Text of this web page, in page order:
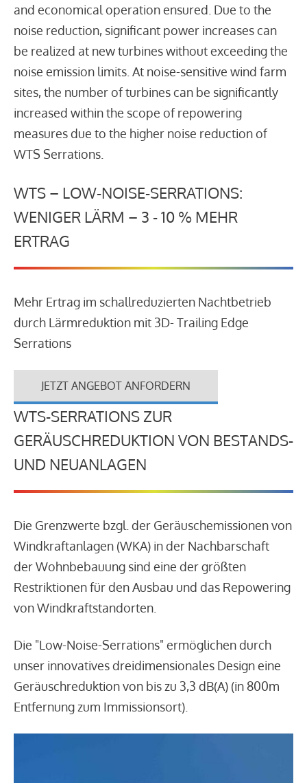
and economical operation ensured. Due to the
noise reduction, significant power increases can
be realized at new turbines without exceeding the
noise emission limits. At noise-sensitive wind farm
sites, the number of turbines can be significantly
increased within the scope of repowering
measures due to the higher noise reduction of
WTS Serrations.
WTS – LOW-NOISE-SERRATIONS:
WENIGER LÄRM – 3 - 10 % MEHR
ERTRAG
Mehr Ertrag im schallreduzierten Nachtbetrieb
durch Lärmreduktion mit 3D- Trailing Edge
Serrations
JETZT ANGEBOT ANFORDERN
WTS-SERRATIONS ZUR
GERÄUSCHREDUKTION VON BESTANDS-
UND NEUANLAGEN
Die Grenzwerte bzgl. der Geräuschemissionen von
Windkraftanlagen (WKA) in der Nachbarschaft
der Wohnbebauung sind eine der größten
Restriktionen für den Ausbau und das Repowering
von Windkraftstandorten.
Die "Low-Noise-Serrations" ermöglichen durch
unser innovatives dreidimensionales Design eine
Geräuschreduktion von bis zu 3,3 dB(A) (in 800m
Entfernung zum Immissionsort).